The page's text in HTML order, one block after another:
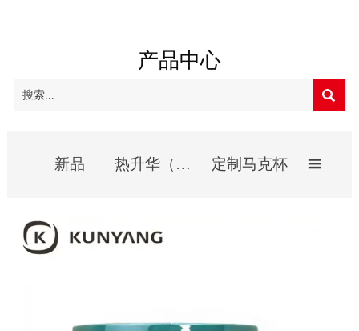
产品中心

新品 热升华（影像）杯 定制马克杯 